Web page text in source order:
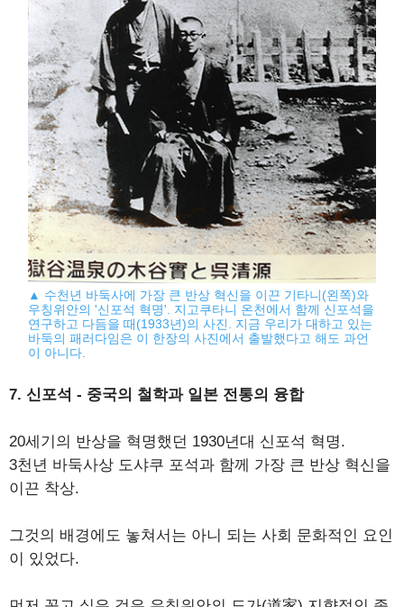
▲ 수천년 바둑사에 가장 큰 반상 혁신을 이끈 기타니(왼쪽)와
우칭위안의 '신포석 혁명'. 지고쿠타니 온천에서 함께 신포석을
연구하고 다듬을 때(1933년)의 사진. 지금 우리가 대하고 있는
바둑의 패러다임은 이 한장의 사진에서 출발했다고 해도 과언
이 아니다.
7. 신포석 - 중국의 철학과 일본 전통의 융합
20세기의 반상을 혁명했던 1930년대 신포석 혁명.
3천년 바둑사상 도샤쿠 포석과 함께 가장 큰 반상 혁신을
이끈 착상.
그것의 배경에도 놓쳐서는 아니 되는 사회 문화적인 요인
이 있었다.